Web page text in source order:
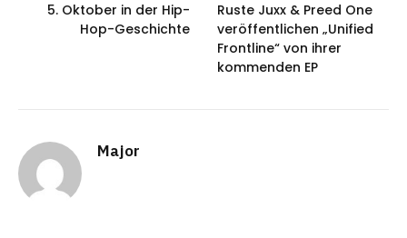
5. Oktober in der Hip-
Hop-Geschichte
Ruste Juxx & Preed One
veröffentlichen „Unified
Frontline“ von ihrer
kommenden EP
Major